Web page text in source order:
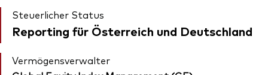
Steuerlicher Status
Reporting für Österreich und Deutschland
Vermögensverwalter